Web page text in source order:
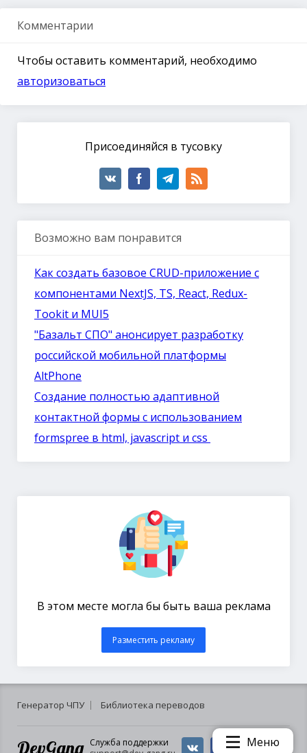
Комментарии
Чтобы оставить комментарий, необходимо
авторизоваться
Присоединяйся в тусовку
Возможно вам понравится
Как создать базовое CRUD-приложение с
компонентами NextJS, TS, React, Redux-
Tookit и MUI5
"Базальт СПО" анонсирует разработку
российской мобильной платформы
AltPhone
Создание полностью адаптивной
контактной формы с использованием
formspree в html, javascript и css
В этом месте могла бы быть ваша реклама
Разместить рекламу
Генератор ЧПУ Библиотека переводов
DevGang Служба поддержки
Меню